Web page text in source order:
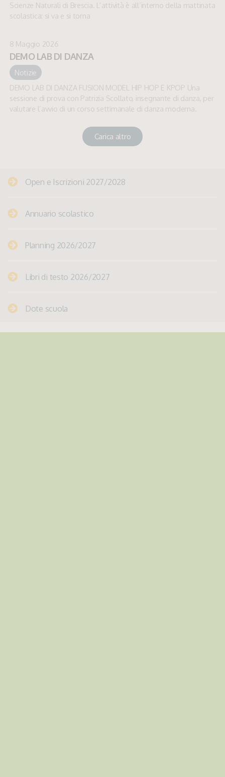
Scienze Naturali di Brescia. L’attività è all’interno della mattinata
scolastica: si va e si torna
8 Maggio 2026
DEMO LAB DI DANZA
Notizie
DEMO LAB DI DANZA FUSION MODEL HIP HOP E KPOP Una
sessione di prova con Patrizia Scollato, insegnante di danza, per
valutare l’avvio di un corso settimanale di danza moderna.
Carica altro
Open e Iscrizioni 2027/2028
Annuario scolastico
Planning 2026/2027
Libri di testo 2026/2027
Dote scuola